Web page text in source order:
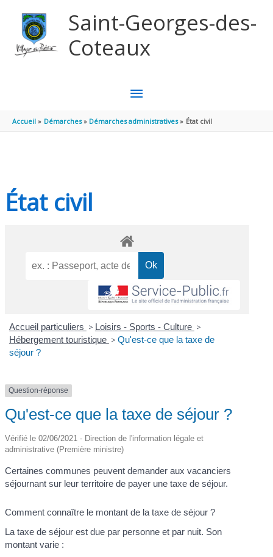
Saint-Georges-des-
Coteaux
MENU
PRINCIPAL
Accueil Démarches Démarches administratives État civil
État civil
Accueil particuliers > Loisirs - Sports - Culture >
Hébergement touristique > Qu'est-ce que la taxe de
séjour ?
Question-réponse
Qu'est-ce que la taxe de séjour ?
Vérifié le 02/06/2021 - Direction de l'information légale et
administrative (Première ministre)
Certaines communes peuvent demander aux vacanciers
séjournant sur leur territoire de payer une taxe de séjour.
Comment connaître le montant de la taxe de séjour ?
La taxe de séjour est due par personne et par nuit. Son
montant varie :